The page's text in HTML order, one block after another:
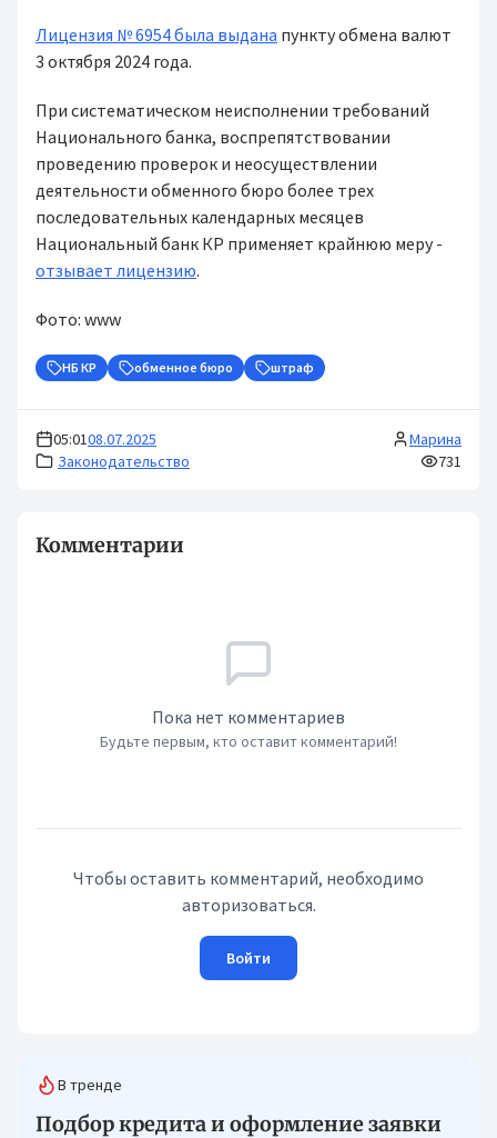
Лицензия № 6954 была выдана пункту обмена валют
3 октября 2024 года.
При систематическом неисполнении требований
Национального банка, воспрепятствовании
проведению проверок и неосуществлении
деятельности обменного бюро более трех
последовательных календарных месяцев
Национальный банк КР применяет крайнюю меру -
отзывает лицензию.
Фото: www
НБ КР обменное бюро штраф
05:0108.07.2025
Законодательство
Марина
731
Комментарии
Пока нет комментариев
Будьте первым, кто оставит комментарий!
Чтобы оставить комментарий, необходимо
авторизоваться.
Войти
В тренде
Подбор кредита и оформление заявки